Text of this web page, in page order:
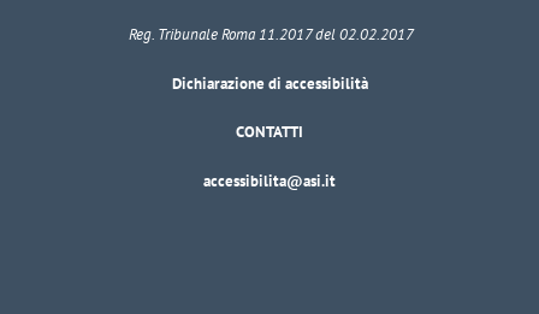
Reg. Tribunale Roma 11.2017 del 02.02.2017
Dichiarazione di accessibilità
CONTATTI
accessibilita@asi.it